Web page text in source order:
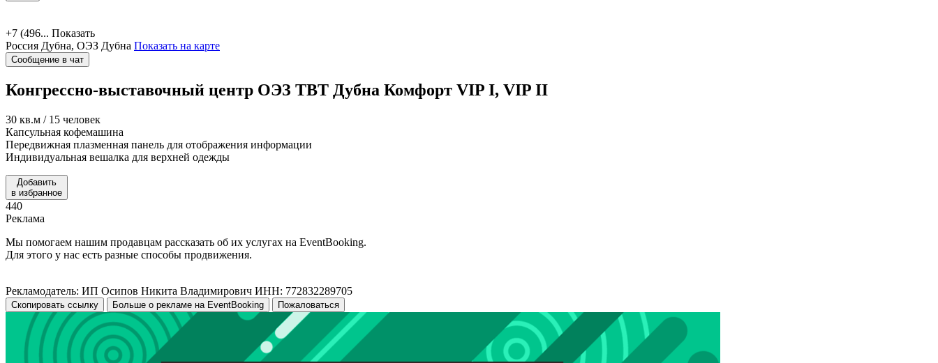
+7 (496... Показать
Россия Дубна, ОЭЗ Дубна Показать на карте
Сообщение в чат
Конгрессно-выставочный центр ОЭЗ ТВТ Дубна Комфорт VIP I, VIP II
30 кв.м / 15 человек
Капсульная кофемашина
Передвижная плазменная панель для отображения информации
Индивидуальная вешалка для верхней одежды
Добавить
в избранное
440
Реклама
Мы помогаем нашим продавцам рассказать об их услугах на EventBooking.
Для этого у нас есть разные способы продвижения.
Рекламодатель: ИП Осипов Никита Владимирович ИНН: 772832289705
Скопировать ссылку Больше о рекламе на EventBooking Пожаловаться